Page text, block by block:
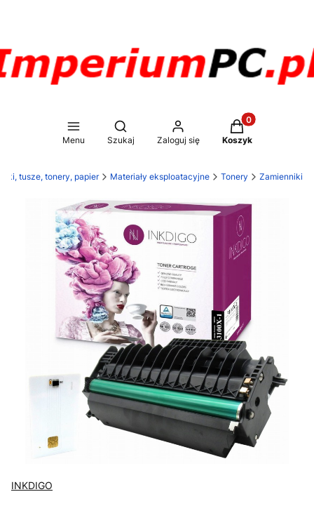
Menu
Otwórz wyszukiwarkę
Szukaj Zaloguj się
Produkty w
Koszyk
tusze, tonery, papier Materiały eksploatacyjne Tonery Zamienniki
INKDIGO